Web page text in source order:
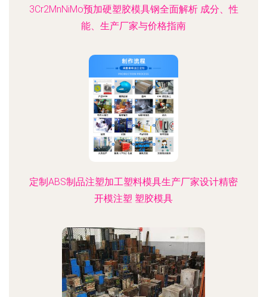
3Cr2MnNiMo预加硬塑胶模具钢全面解析 成分、性
能、生产厂家与价格指南
定制ABS制品注塑加工塑料模具生产厂家设计精密
开模注塑 塑胶模具